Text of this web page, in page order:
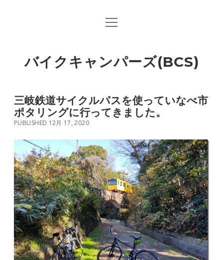
open
バイクキャンパーズ(BCS)
三岐鉄道サイクルパスを使っていなべ市
ポタリングに行ってきました。
PUBLISHED 12月 17, 2020